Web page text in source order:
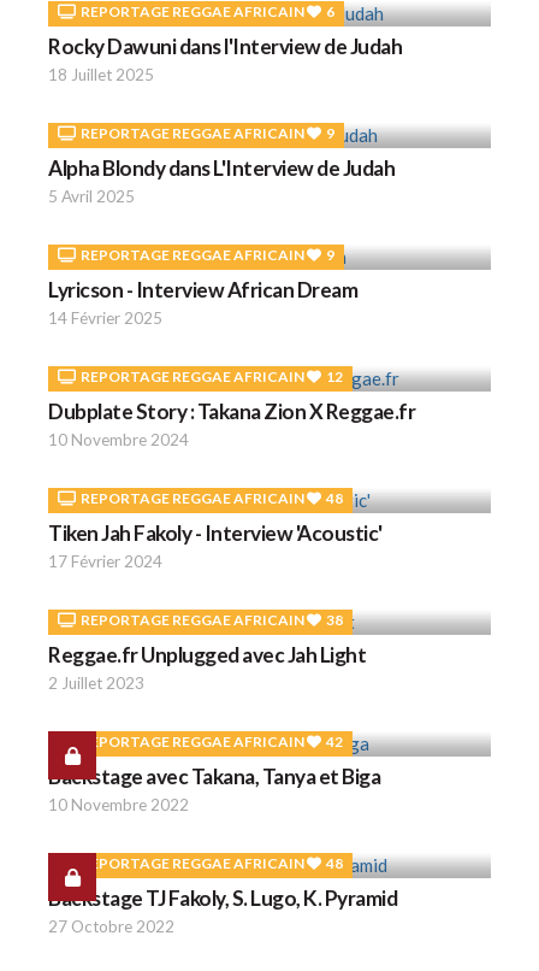
REPORTAGE REGGAE AFRICAIN 6
Rocky Dawuni dans l'Interview de Judah
18 Juillet 2025
REPORTAGE REGGAE AFRICAIN 9
Alpha Blondy dans L'Interview de Judah
5 Avril 2025
REPORTAGE REGGAE AFRICAIN 9
Lyricson - Interview African Dream
14 Février 2025
REPORTAGE REGGAE AFRICAIN 12
Dubplate Story : Takana Zion X Reggae.fr
10 Novembre 2024
REPORTAGE REGGAE AFRICAIN 48
Tiken Jah Fakoly - Interview 'Acoustic'
17 Février 2024
REPORTAGE REGGAE AFRICAIN 38
Reggae.fr Unplugged avec Jah Light
2 Juillet 2023
REPORTAGE REGGAE AFRICAIN 42
Backstage avec Takana, Tanya et Biga
10 Novembre 2022
REPORTAGE REGGAE AFRICAIN 48
Backstage TJ Fakoly, S. Lugo, K. Pyramid
27 Octobre 2022